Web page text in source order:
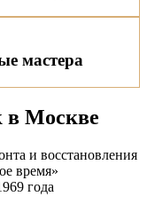
мастера
в Москве
и восстановления
время»
года